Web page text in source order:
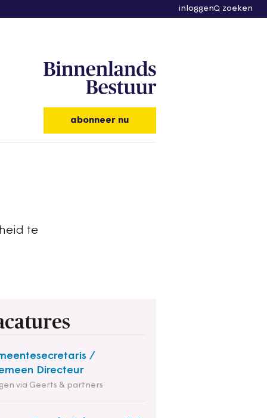
inloggen zoeken
abonneer nu
te
/
Directeur
via Geerts & partners